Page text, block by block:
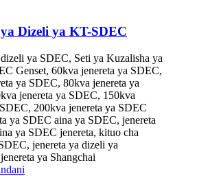
Dizeli ya KT-SDEC
dizeli ya SDEC, Seti ya Kuzalisha ya
Genset, 60kva jenereta ya SDEC,
ya SDEC, 80kva jenereta ya
jenereta ya SDEC, 150kva
200kva jenereta ya SDEC
ya SDEC aina ya SDEC, jenereta
ya SDEC jenereta, kituo cha
jenereta ya dizeli ya
ya Shangchai